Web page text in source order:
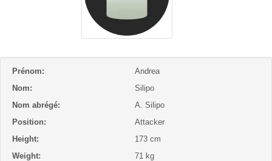
Prénom:
Andrea
Nom:
Silipo
Nom abrégé:
A. Silipo
Position:
Attacker
Height:
173 cm
Weight:
71 kg